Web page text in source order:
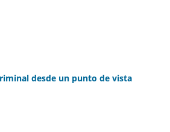
desde un punto de vista